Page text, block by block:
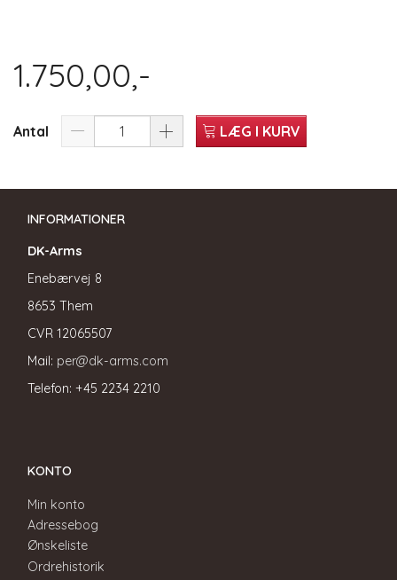
1.750,00,-
Antal LÆG I KURV
INFORMATIONER
DK-Arms
Enebærvej 8
8653 Them
CVR 12065507
Mail: per@dk-arms.com
Telefon: +45 2234 2210
KONTO
Min konto
Adressebog
Ønskeliste
Ordrehistorik